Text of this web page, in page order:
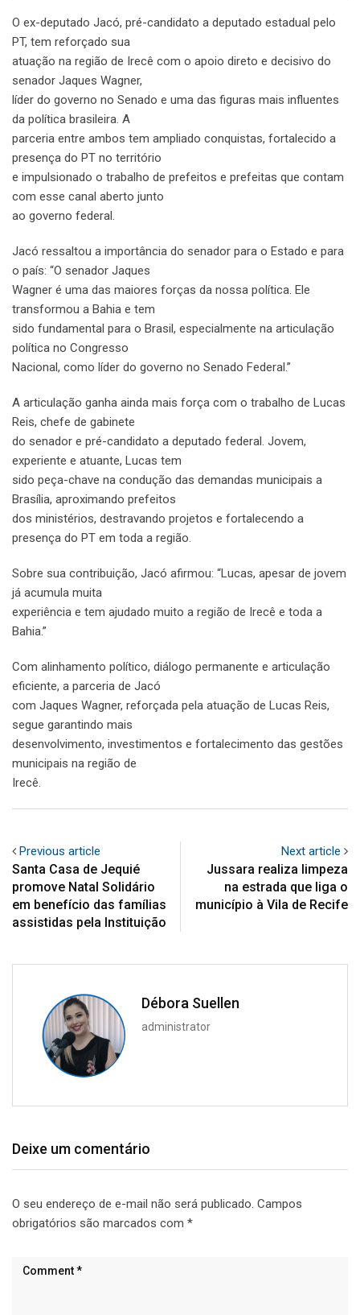
O ex-deputado Jacó, pré-candidato a deputado estadual pelo
PT, tem reforçado sua
atuação na região de Irecê com o apoio direto e decisivo do
senador Jaques Wagner,
líder do governo no Senado e uma das figuras mais influentes
da política brasileira. A
parceria entre ambos tem ampliado conquistas, fortalecido a
presença do PT no território
e impulsionado o trabalho de prefeitos e prefeitas que contam
com esse canal aberto junto
ao governo federal.
Jacó ressaltou a importância do senador para o Estado e para
o país: “O senador Jaques
Wagner é uma das maiores forças da nossa política. Ele
transformou a Bahia e tem
sido fundamental para o Brasil, especialmente na articulação
política no Congresso
Nacional, como líder do governo no Senado Federal.”
A articulação ganha ainda mais força com o trabalho de Lucas
Reis, chefe de gabinete
do senador e pré-candidato a deputado federal. Jovem,
experiente e atuante, Lucas tem
sido peça-chave na condução das demandas municipais a
Brasília, aproximando prefeitos
dos ministérios, destravando projetos e fortalecendo a
presença do PT em toda a região.
Sobre sua contribuição, Jacó afirmou: “Lucas, apesar de jovem
já acumula muita
experiência e tem ajudado muito a região de Irecê e toda a
Bahia.”
Com alinhamento político, diálogo permanente e articulação
eficiente, a parceria de Jacó
com Jaques Wagner, reforçada pela atuação de Lucas Reis,
segue garantindo mais
desenvolvimento, investimentos e fortalecimento das gestões
municipais na região de
Irecê.
Previous article
Santa Casa de Jequié
promove Natal Solidário
em benefício das famílias
assistidas pela Instituição
Next article
Jussara realiza limpeza
na estrada que liga o
município à Vila de Recife
Débora Suellen
administrator
Deixe um comentário
O seu endereço de e-mail não será publicado. Campos
obrigatórios são marcados com *